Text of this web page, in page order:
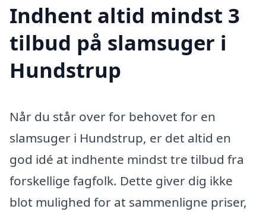
Indhent altid mindst 3
tilbud på slamsuger i
Hundstrup
Når du står over for behovet for en
slamsuger i Hundstrup, er det altid en
god idé at indhente mindst tre tilbud fra
forskellige fagfolk. Dette giver dig ikke
blot mulighed for at sammenligne priser,